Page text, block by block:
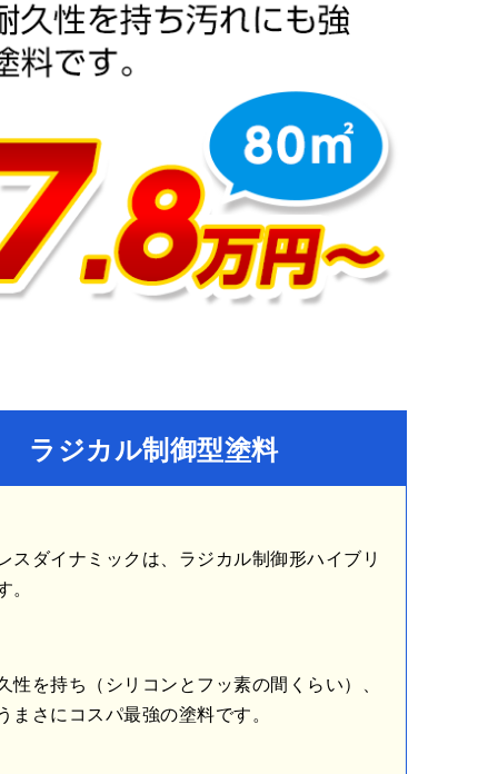
ジカル制御型塗料
スダイナミックは、ラジカル制御形ハイブリ
性を持ち（シリコンとフッ素の間くらい）、
まさにコスパ最強の塗料です。